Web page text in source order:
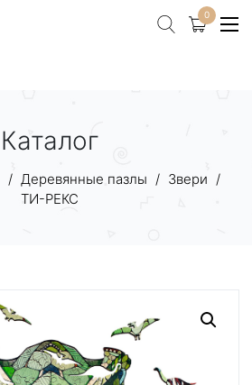
0
Каталог
/ Деревянные пазлы / Звери /
ТИ-РЕКС